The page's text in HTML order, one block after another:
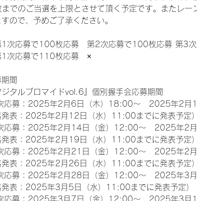
でのご当選を上限とさせて頂く予定です。またレ
ので、予めご了承ください。
1次応募で100枚応募　第2次応募で100枚応募 第3
応募で110枚応募　×
間
タルブロマイドvol.6』個別握手会応募期間
応募：2025年2月6日（木）18:00～　2025年2月
発表：2025年2月12日（水）11:00までに発表予定）
応募：2025年2月14日（金）12:00～　2025年2
発表：2025年2月19日（水）11:00までに発表予定）
応募：2025年2月21日（金）12:00～　2025年2
発表：2025年2月26日（水）11:00までに発表予定）
応募：2025年2月28日（金）12:00～　2025年3
発表：2025年3月5日（水）11:00までに発表予定）
応募：2025年3月7日（金）12:00～　2025年3月